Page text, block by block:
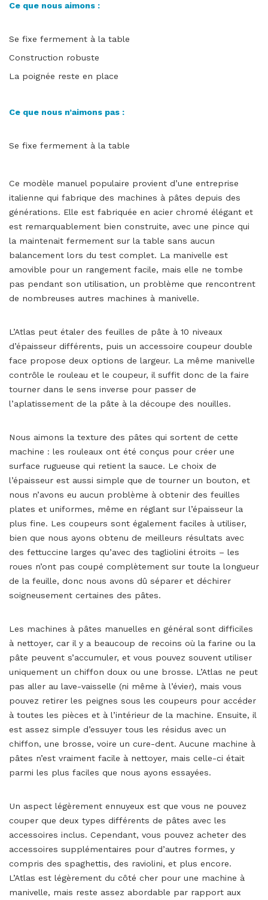
Ce que nous aimons :
Se fixe fermement à la table
Construction robuste
La poignée reste en place
Ce que nous n’aimons pas :
Se fixe fermement à la table
Ce modèle manuel populaire provient d’une entreprise
italienne qui fabrique des machines à pâtes depuis des
générations. Elle est fabriquée en acier chromé élégant et
est remarquablement bien construite, avec une pince qui
la maintenait fermement sur la table sans aucun
balancement lors du test complet. La manivelle est
amovible pour un rangement facile, mais elle ne tombe
pas pendant son utilisation, un problème que rencontrent
de nombreuses autres machines à manivelle.
L’Atlas peut étaler des feuilles de pâte à 10 niveaux
d’épaisseur différents, puis un accessoire coupeur double
face propose deux options de largeur. La même manivelle
contrôle le rouleau et le coupeur, il suffit donc de la faire
tourner dans le sens inverse pour passer de
l’aplatissement de la pâte à la découpe des nouilles.
Nous aimons la texture des pâtes qui sortent de cette
machine : les rouleaux ont été conçus pour créer une
surface rugueuse qui retient la sauce. Le choix de
l’épaisseur est aussi simple que de tourner un bouton, et
nous n’avons eu aucun problème à obtenir des feuilles
plates et uniformes, même en réglant sur l’épaisseur la
plus fine. Les coupeurs sont également faciles à utiliser,
bien que nous ayons obtenu de meilleurs résultats avec
des fettuccine larges qu’avec des tagliolini étroits – les
roues n’ont pas coupé complètement sur toute la longueur
de la feuille, donc nous avons dû séparer et déchirer
soigneusement certaines des pâtes.
Les machines à pâtes manuelles en général sont difficiles
à nettoyer, car il y a beaucoup de recoins où la farine ou la
pâte peuvent s’accumuler, et vous pouvez souvent utiliser
uniquement un chiffon doux ou une brosse. L’Atlas ne peut
pas aller au lave-vaisselle (ni même à l’évier), mais vous
pouvez retirer les peignes sous les coupeurs pour accéder
à toutes les pièces et à l’intérieur de la machine. Ensuite, il
est assez simple d’essuyer tous les résidus avec un
chiffon, une brosse, voire un cure-dent. Aucune machine à
pâtes n’est vraiment facile à nettoyer, mais celle-ci était
parmi les plus faciles que nous ayons essayées.
Un aspect légèrement ennuyeux est que vous ne pouvez
couper que deux types différents de pâtes avec les
accessoires inclus. Cependant, vous pouvez acheter des
accessoires supplémentaires pour d’autres formes, y
compris des spaghettis, des raviolini, et plus encore.
L’Atlas est légèrement du côté cher pour une machine à
manivelle, mais reste assez abordable par rapport aux